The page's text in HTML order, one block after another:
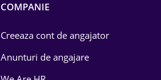
COMPANIE
Creeaza cont de angajator
Anunturi de angajare